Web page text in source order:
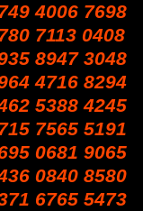
4006 7698
7113 0408
8947 3048
4716 8294
5388 4245
7565 5191
0681 9065
0840 8580
6765 5473